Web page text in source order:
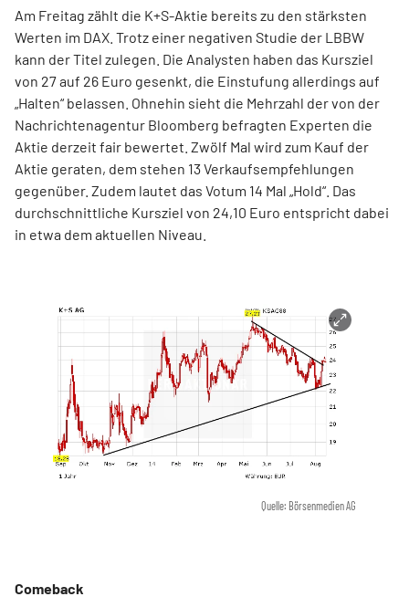
Am Freitag zählt die K+S-Aktie bereits zu den stärksten
Werten im DAX. Trotz einer negativen Studie der LBBW
kann der Titel zulegen. Die Analysten haben das Kursziel
von 27 auf 26 Euro gesenkt, die Einstufung allerdings auf
„Halten“ belassen. Ohnehin sieht die Mehrzahl der von der
Nachrichtenagentur Bloomberg befragten Experten die
Aktie derzeit fair bewertet. Zwölf Mal wird zum Kauf der
Aktie geraten, dem stehen 13 Verkaufsempfehlungen
gegenüber. Zudem lautet das Votum 14 Mal „Hold“. Das
durchschnittliche Kursziel von 24,10 Euro entspricht dabei
in etwa dem aktuellen Niveau.
Quelle: Börsenmedien AG
Comeback